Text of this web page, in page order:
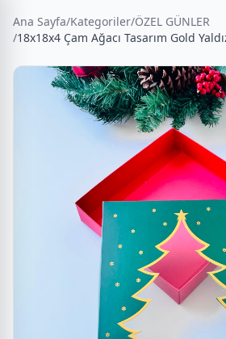
Ana Sayfa/Kategoriler/ÖZEL GÜNLER
/18x18x4 Çam Ağacı Tasarım Gold